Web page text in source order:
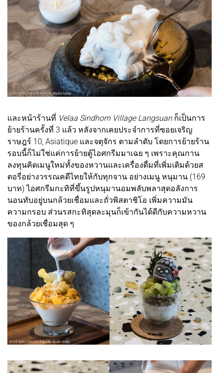
และหน้าร้านที่ Velaa Sindhorn Village Langsuanก็เป็นการ
ย้ายร้านครั้งที่ 3 แล้ว หลังจากเคยประจำการที่ซอยเจริญ
ราษฎร์ 10, Asiatique และจตุจักร ตามลำดับ โดยการย้ายร้าน
รอบนี้ก็ไม่ใช่แค่การย้ายตู้ไอศกรีมมาเฉย ๆ เพราะคุณกาน
ลงทุนคิดเมนูใหม่ทั้งของหวานและเครื่องดื่มที่เพิ่มเติมด้วยส
ตอรี่อย่างวรรณคดีไทยให้กับทุกจาน อย่างเมนู หนุมาน (169
บาท) ไอศกรีมกะทิที่ขึ้นรูปหนุมานอมพลับพลาสุดอลังการ
นอนทับอยู่บนกล้วยเชื่อมและถั่วพิสตาชิโอ เพิ่มความมัน
ความกรอบ ส่วนรสกะทิสุดละมุนก็เข้ากันได้ดีกับความหวาน
ของกล้วยเชื่อมสุด ๆ